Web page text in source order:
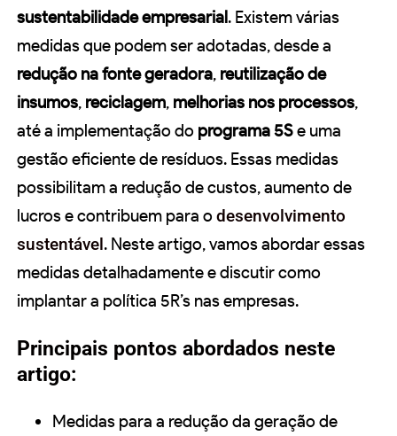
sustentabilidade empresarial. Existem várias
medidas que podem ser adotadas, desde a
redução na fonte geradora, reutilização de
insumos, reciclagem, melhorias nos processos,
até a implementação do programa 5Se uma
gestão eficiente de resíduos. Essas medidas
possibilitam a redução de custos, aumento de
lucros e contribuem para o desenvolvimento
sustentável. Neste artigo, vamos abordar essas
medidas detalhadamente e discutir como
implantar a política 5R’s nas empresas.
Principais pontos abordados neste
artigo:
Medidas para a redução da geração de